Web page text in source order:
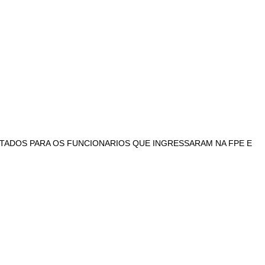
PARA OS FUNCIONARIOS QUE INGRESSARAM NA FPE E